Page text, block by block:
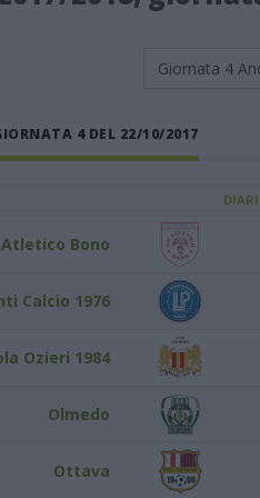
Giornata 4
4 DEL 22/10/2017
Atletico Bono
Calcio 1976
Ozieri 1984
Olmedo
Ottava